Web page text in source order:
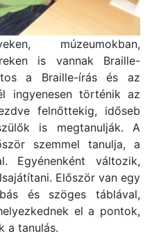
múzeumokban,
is vannak Braille-
a Braille-írás és az
ingyenesen történik az
felnőttekig, időseb
is megtanulják. A
szemmel tanulja, a
Egyénenként változik,
Először van egy
és szöges táblával,
el a pontok,
a tanulás.